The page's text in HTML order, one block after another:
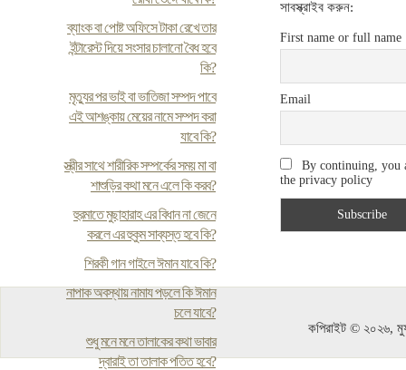
ব্যাংক বা পোষ্ট অফিসে টাকা রেখে তার
ইন্টারেস্ট দিয়ে সংসার চালানো বৈধ হবে
কি?
মৃত্যুর পর ভাই বা ভাতিজা সম্পদ পাবে
এই আশঙ্কায় মেয়ের নামে সম্পদ করা
যাবে কি?
স্ত্রীর সাথে শারীরিক সম্পর্কের সময় মা বা
শাশুড়ির কথা মনে এলে কি করব?
হুরমাতে মুছাহারাহ এর বিধান না জেনে
করলে এর হুকুম সাব্যস্ত হবে কি?
শিরকী গান গাইলে ঈমান যাবে কি?
নাপাক অবস্থায় নামায পড়লে কি ঈমান
চলে যাবে?
শুধু মনে মনে তালাকের কথা ভাবার
দ্বারাই তা তালাক পতিত হবে?
সাবস্ক্রাইব করুন:
First name or full name
Email
By continuing, you
the privacy policy
কপিরাইট © ২০২৬,